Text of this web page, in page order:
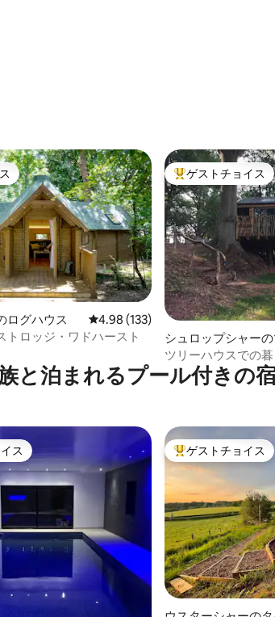
つ星の平均評価
ログハウス レビュー133件、5つ星中4.98つ
4.98 (133)
トロッジ・ワドハースト
大好評のゲストチ
ゲストチョイス
シュロップシャーの
ウス
ツリーハウスでの
と泊まれるプール付きの
星の平均評価
チョイスです。
ス 大好評のゲストチョ
ゲストチョイス